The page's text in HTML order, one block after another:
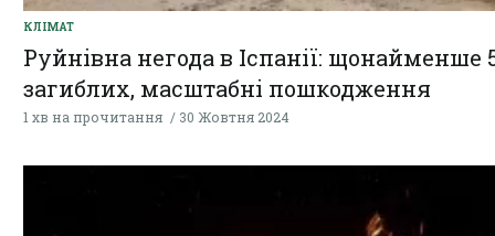
КЛІМАТ
Руйнівна негода в Іспанії: щонайменше
загиблих, масштабні пошкодження
1 хв на прочитання 30 Жовтня 2024